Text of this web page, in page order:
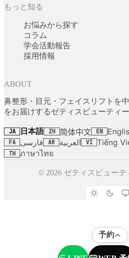
もっと知る
お悩みから探す
コラム
学会活動報告
採用情報
ABOUT
鼻整形・目元・フェイスリフトを
をお届けするゼティスビューティ
JA 日本語 ZH 简体中文 EN
FA فارسی AR العربية VI Tiếng
TH ภาษาไทย
© 2026 ゼティスビューテ
予約